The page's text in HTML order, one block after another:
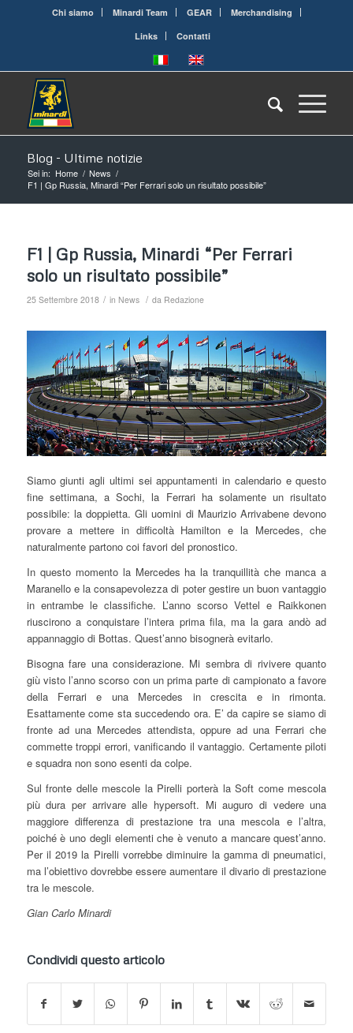
Chi siamo Minardi Team GEAR
Merchandising
Links
Contatti
Blog - Ultime notizie
Sei in: Home / News /
F1 | Gp Russia, Minardi “Per Ferrari solo un risultato possibile”
F1 | Gp Russia, Minardi “Per Ferrari
solo un risultato possibile”
25 Settembre 2018 / in News / da Redazione
Siamo giunti agli ultimi sei appuntamenti in calendario e questo
fine settimana, a Sochi, la Ferrari ha solamente un risultato
possibile: la doppietta. Gli uomini di Maurizio Arrivabene devono
provare a mettere in difficoltà Hamilton e la Mercedes, che
naturalmente partono coi favori del pronostico.
In questo momento la Mercedes ha la tranquillità che manca a
Maranello e la consapevolezza di poter gestire un buon vantaggio
in entrambe le classifiche. L’anno scorso Vettel e Raikkonen
riuscirono a conquistare l’intera prima fila, ma la gara andò ad
appannaggio di Bottas. Quest’anno bisognerà evitarlo.
Bisogna fare una considerazione. Mi sembra di rivivere quanto
giù visto l’anno scorso con un prima parte di campionato a favore
della Ferrari e una Mercedes in crescita e in rimonta.
Esattamente come sta succedendo ora. E’ da capire se siamo di
fronte ad una Mercedes attendista, oppure ad una Ferrari che
commette troppi errori, vanificando il vantaggio. Certamente piloti
e squadra non sono esenti da colpe.
Sul fronte delle mescole la Pirelli porterà la Soft come mescola
più dura per arrivare alle hypersoft. Mi auguro di vedere una
maggiore differenza di prestazione tra una mescola e l’altra,
poiché è uno degli elementi che è venuto a mancare quest’anno.
Per il 2019 la Pirelli vorrebbe diminuire la gamma di pneumatici,
ma l’obiettivo dovrebbe essere aumentare il divario di prestazione
tra le mescole.
Gian Carlo Minardi
Condividi questo articolo